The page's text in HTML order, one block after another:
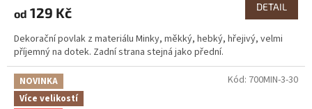
od 129 Kč DETAIL
Dekorační povlak z materiálu Minky, měkký, hebký, hřejivý, velmi
příjemný na dotek. Zadní strana stejná jako přední.
NOVINKA
Více velikostí
Kód: 700MIN-3-30